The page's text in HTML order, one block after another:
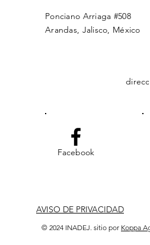
Ponciano Arriaga #508
Arandas, Jalisco, México
Facebook
AVISO DE PRIVACIDAD
© 2024 INADEJ. sitio por Koppa